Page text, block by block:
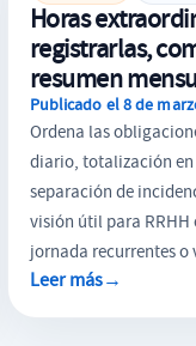
Horas
registrarlas,
resumen
Publicado el 8 de
Ordena las
diario, totalización en
separación de
visión útil para
jornada recurrentes
Leer más→